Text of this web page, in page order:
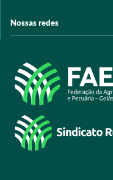
Arrecadação
Programas e Serviços
Acesso à Informação
Nossas redes
@sistemafaeg
/SistemaFaeg
/sistemafaeg
/SistemaFaeg